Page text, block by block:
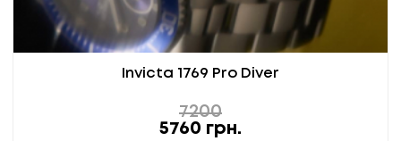
Invicta 1769 Pro Diver
7200
5760 грн.